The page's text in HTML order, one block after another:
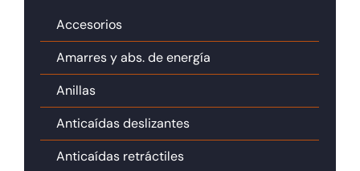
Accesorios
Amarres y abs. de energía
Anillas
Anticaídas deslizantes
Anticaídas retráctiles